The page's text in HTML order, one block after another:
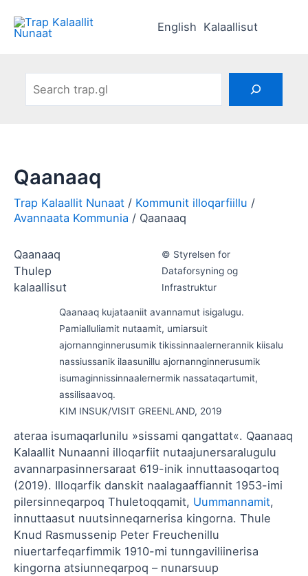
content
English Kalaallisut
Kommunit illoqarfiillu
Avannaata Kommunia
Qaanaaq
Qaanaaq
© Styrelsen for
Dataforsyning og
Infrastruktur
Qaanaaq kujataaniit avannamut isigalugu.
Pamialluliamit nutaamit, umiarsuit
ajornannginnerusumik tikissinnaalernerannik kiisalu
nassiussanik ilaasunillu ajornannginnerusumik
isumaginnissinnaalernermik nassataqartumit,
assilisaavoq.
KIM INSUK/VISIT GREENLAND, 2019
Qaanaaq
Thulep
kalaallisut
ateraa isumaqarlunilu »sissami qangattat«. Qaanaaq
Kalaallit Nunaanni illoqarfiit nutaajunersaralugulu
avannarpasinnersaraat 619-inik innuttaasoqartoq
(2019). Illoqarf­ik danskit naalagaaffiannit 1953-imi
pilersinneqarpoq Thuletoqqamit, Uummannamit,
innuttaasut nuutsinneqarnerisa kingorna. Thule
Knud Rasmussenip Peter Freuchenillu
niuertarfeqarfimmik 1910-mi tunngaviliinerisa
kingorna atsiunneqarpoq – nunarsuup